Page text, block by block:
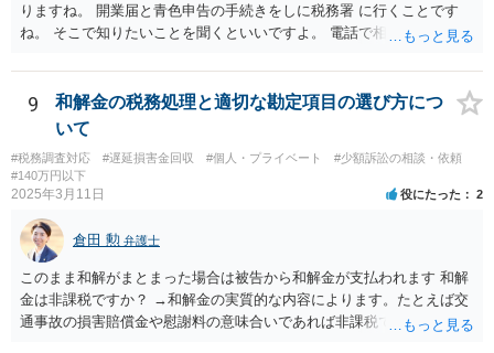
りますね。 開業届と青色申告の手続きをしに税務署 に行くことです
ね。 そこで知りたいことを聞くといいですよ。 電話で相談にいくこと
9
和解金の税務処理と適切な勘定項目の選び方につ
いて
#税務調査対応 #遅延損害金回収 #個人・プライベート
#少額訴訟の相談・依頼
#140万円以下
2025年3月11日 役にたった 2
倉田 勲 弁護士
このまま和解がまとまった場合は被告から和解金が支払われます 和解
金は非課税ですか？ →和解金の実質的な内容によります。たとえば交
通事故の損害賠償金や慰謝料の意味合いであれば非課税ですが、残業